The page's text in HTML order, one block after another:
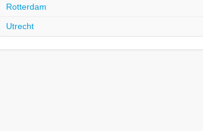
Rotterdam
Utrecht